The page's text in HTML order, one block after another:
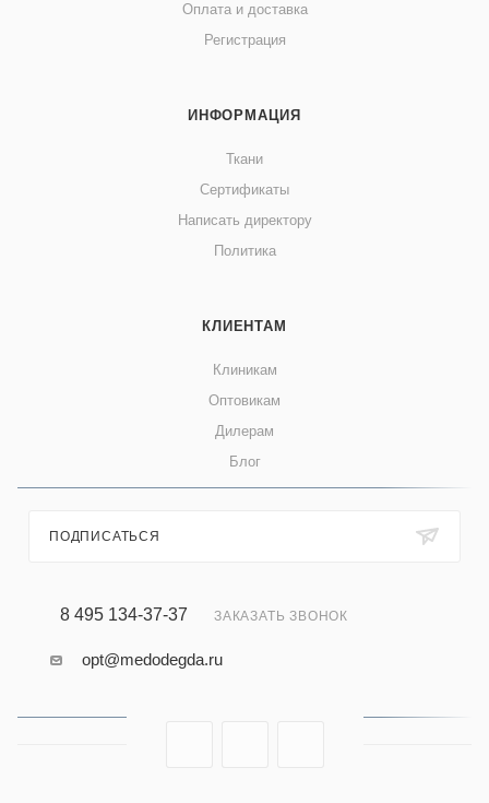
Оплата и доставка
Регистрация
ИНФОРМАЦИЯ
Ткани
Сертификаты
Написать директору
Политика
КЛИЕНТАМ
Клиникам
Оптовикам
Дилерам
Блог
ПОДПИСАТЬСЯ
8 495 134-37-37 ЗАКАЗАТЬ ЗВОНОК
opt@medodegda.ru